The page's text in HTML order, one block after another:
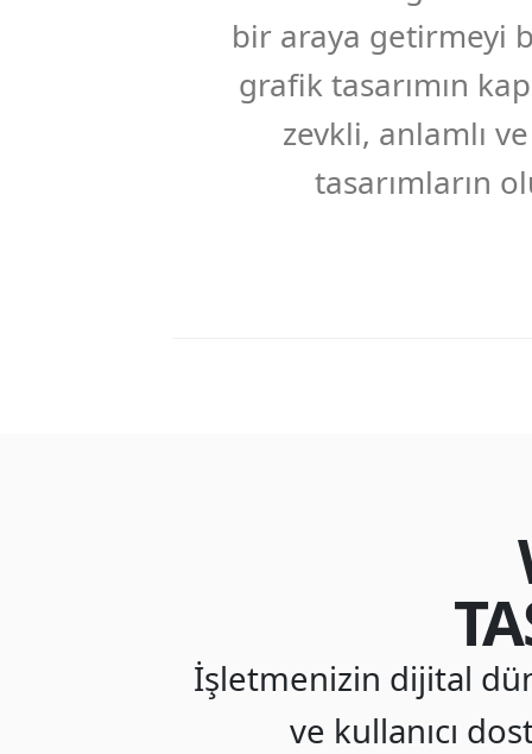
bir araya getirmeyi
grafik tasarımın
zevkli, anlamlı
tasarımların
İşletmenizin dijital
ve kullanıcı